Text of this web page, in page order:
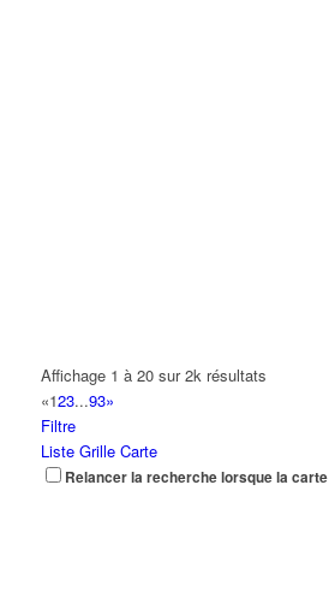
Affichage 1 à 20 sur 2k résultats
«123...93»
Filtre
Liste Grille Carte
Relancer la recherche lorsque la